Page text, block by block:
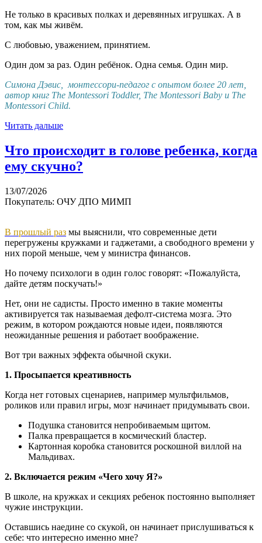
Не только в красивых полках и деревянных игрушках. А в
том, как мы живём.
С любовью, уважением, принятием.
Один дом за раз. Один ребёнок. Одна семья. Один мир.
Симона Дэвис,
монтессори-педагог с опытом более 20 лет,
автор книг The Montessori Toddler, The Montessori Baby и The
Montessori Child.
Читать дальше
Что происходит в голове ребенка, когда
ему скучно?
13/07/2026
Покупатель: ОЧУ ДПО МИМП
В прошлый раз мы выяснили, что современные дети
перегружены кружками и гаджетами, а свободного времени у
них порой меньше, чем у министра финансов.
Но почему психологи в один голос говорят: «Пожалуйста,
дайте детям поскучать!»
Нет, они не садисты. Просто именно в такие моменты
активируется так называемая дефолт-система мозга. Это
режим, в котором рождаются новые идеи, появляются
неожиданные решения и работает воображение.
Вот три важных эффекта обычной скуки.
1. Просыпается креативность
Когда нет готовых сценариев, например мультфильмов,
роликов или правил игры, мозг начинает придумывать свои.
Подушка становится непробиваемым щитом.
Палка превращается в космический бластер.
Картонная коробка становится роскошной виллой на
Мальдивах.
2. Включается режим «Чего хочу Я?»
В школе, на кружках и секциях ребенок постоянно выполняет
чужие инструкции.
Оставшись наедине со скукой, он начинает прислушиваться к
себе: что интересно именно мне?